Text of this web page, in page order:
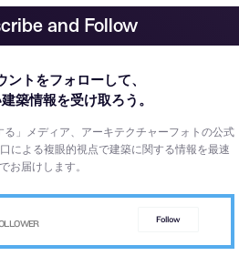
and Follow
ントをフォローして、
築情報を受け取ろう。
る」メディア、アーキテクチャーフォトの公式
による複眼的視点で建築に関する情報を最速
でお届けします。
Follow